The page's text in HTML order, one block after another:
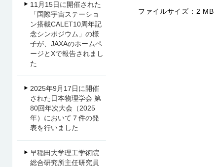
ファイルサイズ： 2 MB
11月15日に開催された
「国際宇宙ステーショ
ン搭載CALET10周年記
念シンポジウム」の様
子が、JAXAのホームペ
ージとXで報告されまし
た
2025年9月17日に開催
された日本物理学会 第
80回年次大会（2025
年）において７件の発
表を行いました
早稲田大学理工学術院
総合研究所主任研究員